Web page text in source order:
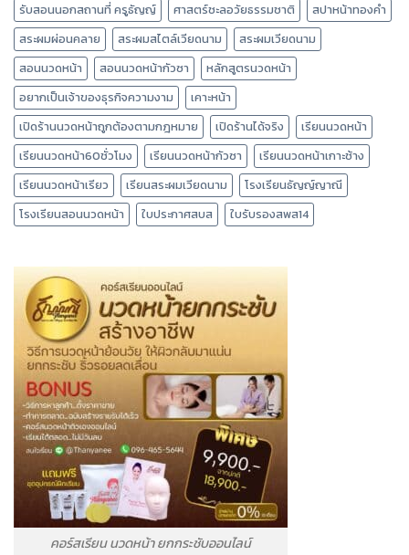
รับสอนนอกสถานที่ ครูธัญญ์
ศาสตร์ชะลอวัยธรรมชาติ
สปาหน้าทองคำ
สระผมผ่อนคลาย
สระผมสไตล์เวียดนาม
สระผมเวียดนาม
สอนนวดหน้า
สอนนวดหน้ากัวซา
หลักสูตรนวดหน้า
อยากเป็นเจ้าของธุรกิจความงาม
เคาะหน้า
เปิดร้านนวดหน้าถูกต้องตามกฎหมาย
เปิดร้านได้จริง
เรียนนวดหน้า
เรียนนวดหน้า60ชั่วโมง
เรียนนวดหน้ากัวซา
เรียนนวดหน้าเกาะช้าง
เรียนนวดหน้าเรียว
เรียนสระผมเวียดนาม
โรงเรียนธัญญ์ญาณี
โรงเรียนสอนนวดหน้า
ใบประกาศสบส ใบรับรองสพส14
คอร์สเรียน นวดหน้า ยกกระชับออนไลน์